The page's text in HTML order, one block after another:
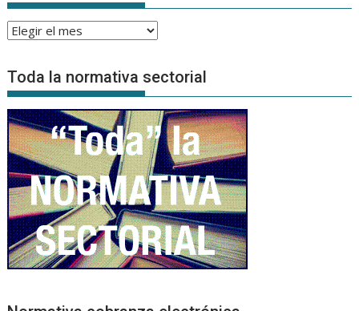
Archivo
Noticias
Toda la normativa sectorial